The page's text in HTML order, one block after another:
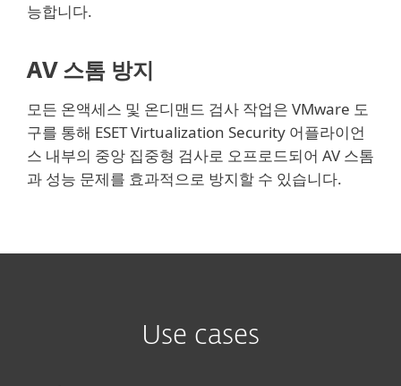
능합니다.
AV 스톰 방지
모든 온액세스 및 온디맨드 검사 작업은 VMware 도
구를 통해 ESET Virtualization Security 어플라이언
스 내부의 중앙 집중형 검사로 오프로드되어 AV 스톰
과 성능 문제를 효과적으로 방지할 수 있습니다.
Use cases